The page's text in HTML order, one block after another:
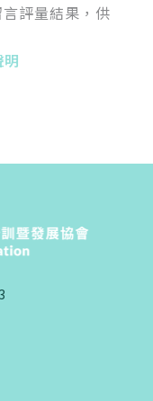
評量結果，供